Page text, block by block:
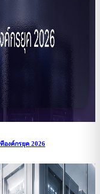
องค์กรยุค 2026